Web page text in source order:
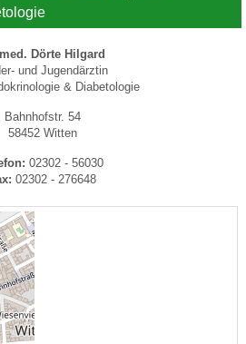
Dörte Hilgard
und Jugendärztin
& Diabetologie
Bahnhofstr. 54
58452 Witten
02302 - 56030
02302 - 276648